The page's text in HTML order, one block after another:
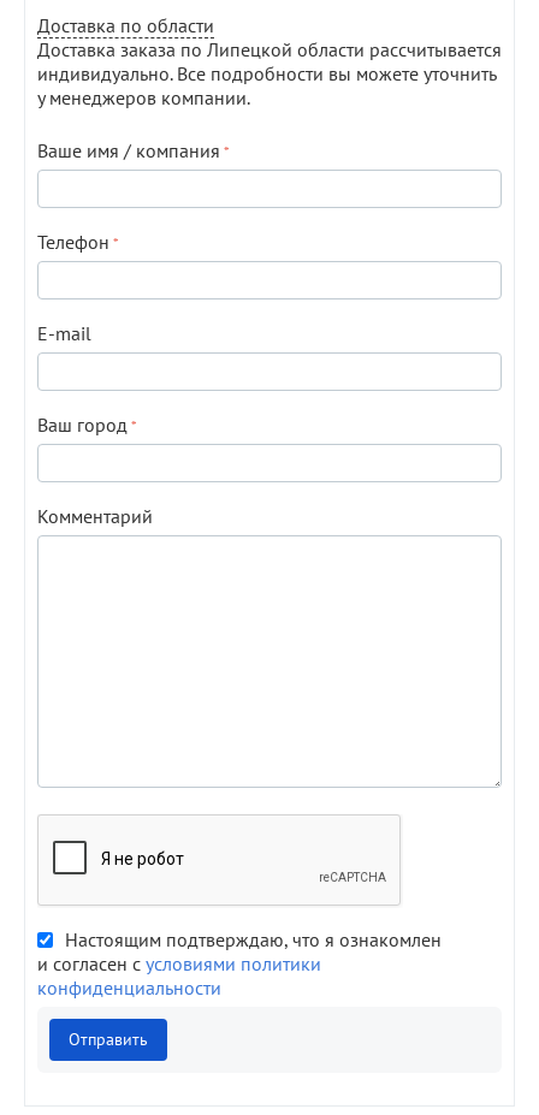
Доставка по области
Доставка заказа по Липецкой области рассчитывается
индивидуально. Все подробности вы можете уточнить
у менеджеров компании.
Ваше имя / компания
Телефон
E-mail
Ваш город
Комментарий
Настоящим подтверждаю, что я ознакомлен
и согласен с условиями политики
конфиденциальности
Отправить